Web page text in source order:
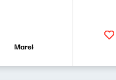
Marek Napiórkowski, Adriana